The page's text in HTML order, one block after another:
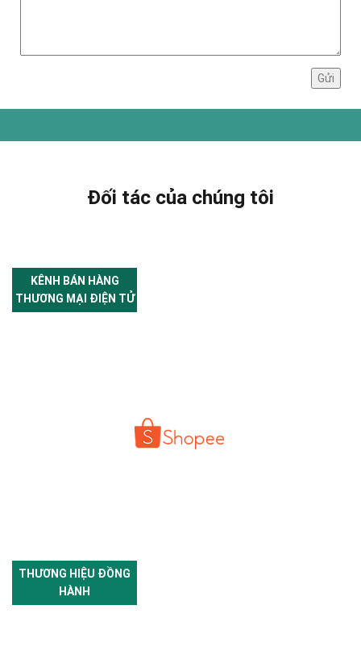
Đối tác của chúng tôi
KÊNH BÁN HÀNG
THƯƠNG MẠI ĐIỆN TỬ
THƯƠNG HIỆU ĐỒNG
HÀNH